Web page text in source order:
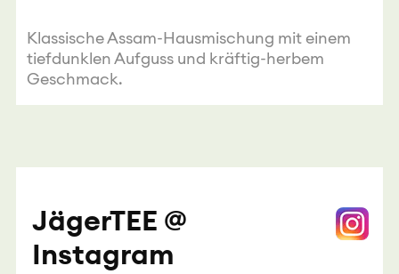
Klassische Assam-Hausmischung mit einem
tiefdunklen Aufguss und kräftig-herbem
Geschmack.
JägerTEE @
Instagram